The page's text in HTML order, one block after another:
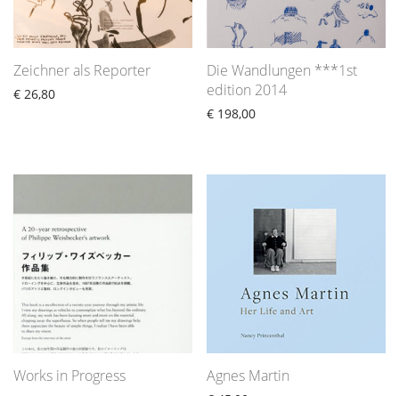
Zeichner als Reporter
€ 26,80
Die Wandlungen ***1st
edition 2014
€ 198,00
Works in Progress Agnes Martin